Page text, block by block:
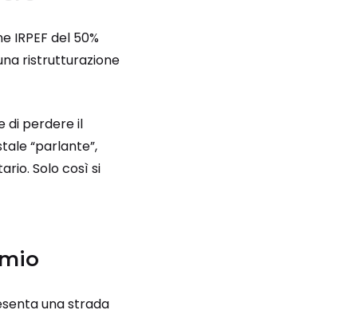
del 50%
ristrutturazione
di perdere il
“parlante”,
Solo così si
una strada